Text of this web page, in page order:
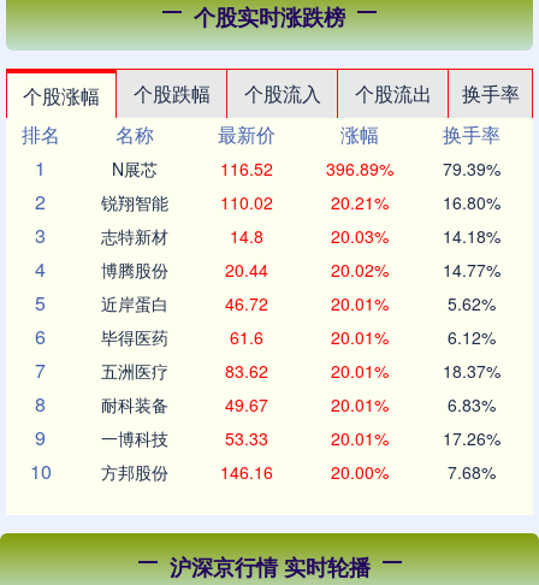
个股实时涨跌榜
个股涨幅 个股跌幅 个股流入 个股流出
换手率
排名
名称 最新价 涨幅
换手率
1
N展芯 116.52 396.89% 79.39%
2 锐翔智能 110.02 20.21% 16.80%
3 志特新材 14.8 20.03% 14.18%
4 博腾股份 20.44 20.02% 14.77%
5 近岸蛋白 46.72 20.01% 5.62%
6 毕得医药 61.6 20.01% 6.12%
7 五洲医疗 83.62 20.01% 18.37%
8 耐科装备 49.67 20.01% 6.83%
9 一博科技 53.33 20.01% 17.26%
10 方邦股份 146.16 20.00% 7.68%
沪深京行情 实时轮播